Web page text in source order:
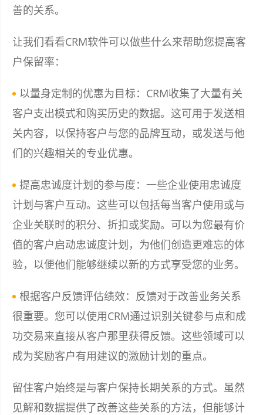
善的关系。
让我们看看CRM软件可以做些什么来帮助您提高客
户保留率：
以量身定制的优惠为目标：CRM收集了大量有关
客户支出模式和购买历史的数据。这可用于发送相
关内容，以保持客户与您的品牌互动，或发送与他
们的兴趣相关的专业优惠。
提高忠诚度计划的参与度：一些企业使用忠诚度
计划与客户互动。这些可以包括每当客户使用或与
企业关联时的积分、折扣或奖励。可以为您最有价
值的客户启动忠诚度计划，为他们创造更难忘的体
验，以便他们能够继续以新的方式享受您的业务。
根据客户反馈评估绩效：反馈对于改善业务关系
很重要。您可以使用CRM通过识别关键参与点和成
功交易来直接从客户那里获得反馈。这些领域可以
成为奖励客户有用建议的激励计划的重点。
留住客户始终是与客户保持长期关系的方式。虽然
见解和数据提供了改善这些关系的方法，但能够计